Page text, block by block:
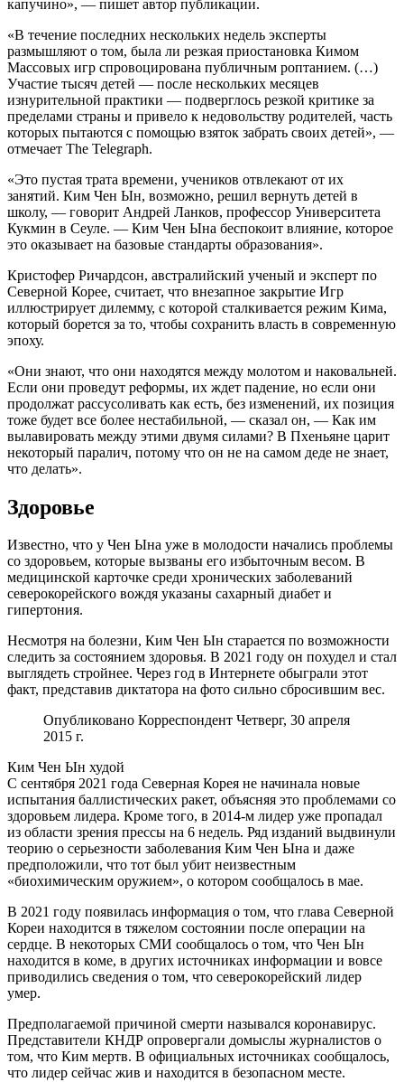
капучино», — пишет автор публикации.
«В течение последних нескольких недель эксперты
размышляют о том, была ли резкая приостановка Кимом
Массовых игр спровоцирована публичным роптанием. (…)
Участие тысяч детей — после нескольких месяцев
изнурительной практики — подверглось резкой критике за
пределами страны и привело к недовольству родителей, часть
которых пытаются с помощью взяток забрать своих детей», —
отмечает The Telegraph.
«Это пустая трата времени, учеников отвлекают от их
занятий. Ким Чен Ын, возможно, решил вернуть детей в
школу, — говорит Андрей Ланков, профессор Университета
Кукмин в Сеуле. — Ким Чен Ына беспокоит влияние, которое
это оказывает на базовые стандарты образования».
Кристофер Ричардсон, австралийский ученый и эксперт по
Северной Корее, считает, что внезапное закрытие Игр
иллюстрирует дилемму, с которой сталкивается режим Кима,
который борется за то, чтобы сохранить власть в современную
эпоху.
«Они знают, что они находятся между молотом и наковальней.
Если они проведут реформы, их ждет падение, но если они
продолжат рассусоливать как есть, без изменений, их позиция
тоже будет все более нестабильной, — сказал он, — Как им
вылавировать между этими двумя силами? В Пхеньяне царит
некоторый паралич, потому что он не на самом деде не знает,
что делать».
Здоровье
Известно, что у Чен Ына уже в молодости начались проблемы
со здоровьем, которые вызваны его избыточным весом. В
медицинской карточке среди хронических заболеваний
северокорейского вождя указаны сахарный диабет и
гипертония.
Несмотря на болезни, Ким Чен Ын старается по возможности
следить за состоянием здоровья. В 2021 году он похудел и стал
выглядеть стройнее. Через год в Интернете обыграли этот
факт, представив диктатора на фото сильно сбросившим вес.
Опубликовано Корреспондент Четверг, 30 апреля
2015 г.
Ким Чен Ын худой
С сентября 2021 года Северная Корея не начинала новые
испытания баллистических ракет, объясняя это проблемами со
здоровьем лидера. Кроме того, в 2014-м лидер уже пропадал
из области зрения прессы на 6 недель. Ряд изданий выдвинули
теорию о серьезности заболевания Ким Чен Ына и даже
предположили, что тот был убит неизвестным
«биохимическим оружием», о котором сообщалось в мае.
В 2021 году появилась информация о том, что глава Северной
Кореи находится в тяжелом состоянии после операции на
сердце. В некоторых СМИ сообщалось о том, что Чен Ын
находится в коме, в других источниках информации и вовсе
приводились сведения о том, что северокорейский лидер
умер.
Предполагаемой причиной смерти назывался коронавирус.
Представители КНДР опровергали домыслы журналистов о
том, что Ким мертв. В официальных источниках сообщалось,
что лидер сейчас жив и находится в безопасном месте.